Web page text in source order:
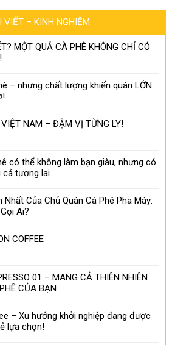
VIẾT – KINH NGHIỆM
MỘT QUẢ CÀ PHÊ KHÔNG CHỈ CÓ
– nhưng chất lượng khiến quán LỚN
NAM – ĐẬM VỊ TỪNG LY!
có thể không làm bạn giàu, nhưng có
tương lai.
Nhất Của Chủ Quán Cà Phê Pha Máy:
Ai?
COFFEE
01 – MANG CẢ THIÊN NHIÊN
CỦA BẠN
– Xu hướng khởi nghiệp đang được
lựa chọn!